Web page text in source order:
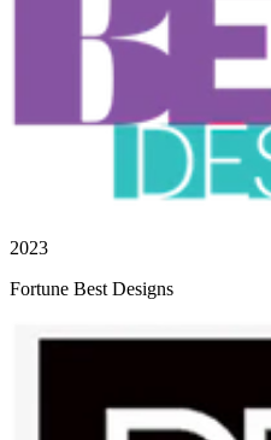
2023
Fortune Best Designs